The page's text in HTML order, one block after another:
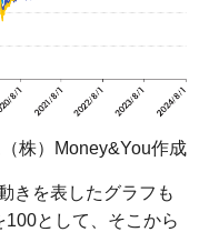
株）Money&You作成
きを表したグラフも
として、そこから